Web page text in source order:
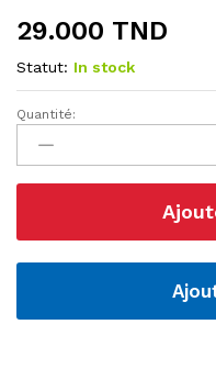
29.000 TND
Statut: In stock
Boîte
Gaine
Thermo
rétractable
/
530psc
Quantité: